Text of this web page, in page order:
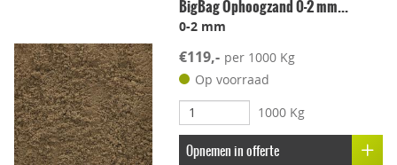
Kleur-ondersteunend
Uitbloei remmend
BigBag Ophoogzand 0-2 mm...
0-2 mm
€119,- per 1000 Kg
Op voorraad
1000 Kg
Opnemen in offerte